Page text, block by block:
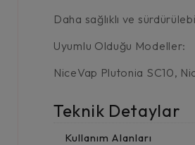
Daha sağlıklı ve
Uyumlu Olduğu Modeller:
NiceVap Plutonia SC10,
Teknik Detaylar
Kullanım Alanları